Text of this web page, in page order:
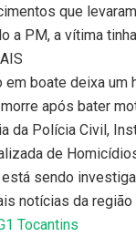
que
a PM, a vítima
em boate deixa um
após bater
da Polícia Civil,
de
sendo
notícias da região
Tocantins